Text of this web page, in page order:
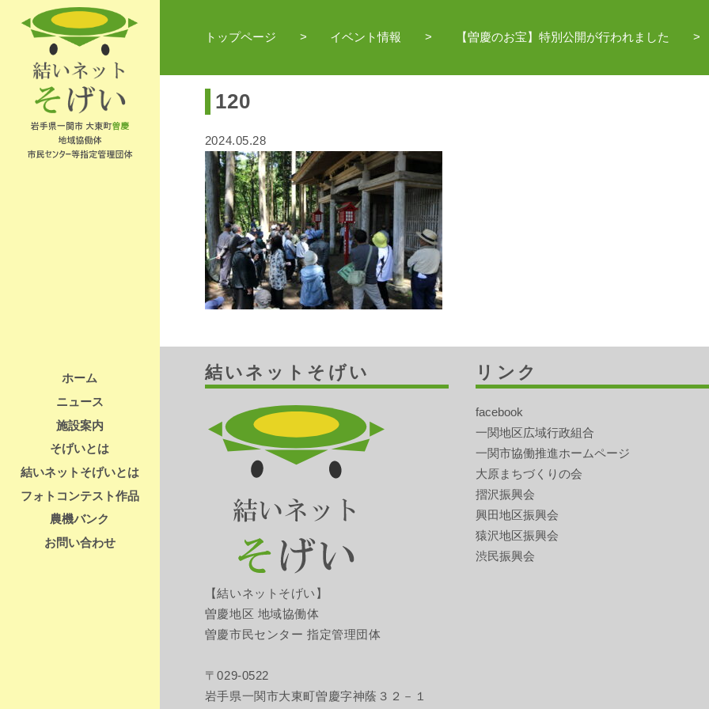
ホーム
ニュース
施設案内
そげいとは
結いネットそげいとは
フォトコンテスト作品
農機バンク
お問い合わせ
トップページ イベント情報 【曽慶のお宝】特別公開が行われました
120
2024.05.28
結いネットそげい
【結いネットそげい】
曽慶地区 地域協働体
曽慶市民センター 指定管理団体
〒029-0522
岩手県一関市大東町曽慶字神蔭３２－１
リンク
facebook
一関地区広域行政組合
一関市協働推進ホームページ
大原まちづくりの会
摺沢振興会
興田地区振興会
猿沢地区振興会
渋民振興会